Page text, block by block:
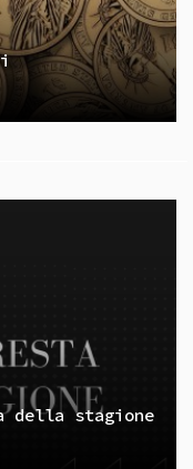
della stagione